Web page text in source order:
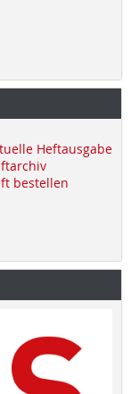
Heftausgabe
bestellen